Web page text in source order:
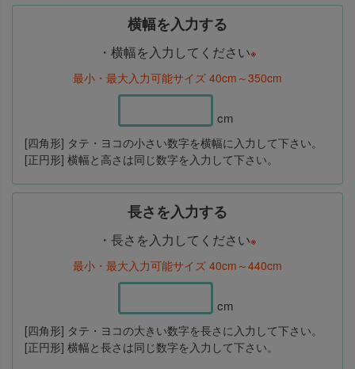
ご注文方法
ご注文時にはタテ・ヨコの数字が小さい方の数値
を“横幅”に、大きい方の数字を“高さ”に入力してく
を測ってください。
ご注文方法
“横幅”と“長さ”に必ず同
じ数値を入力してください。
柱周りのカットや中央くり抜きなど変形サイズは、
それぞれの辺のサイズを測ってください。
必ず“横幅”にはヨコの数字の合計、“長
さ”にはタテの数字の合計が同じになるように
ください。
※ サイズはぴったりではなく、やや小さめのサイズ
でご注文いただくのが多少の誤差にも対応できるの
※ カットした際に出るロス生地は同送できかねます
ので、ご了承願います。
【 140×200cmの変形オーダーカーペットの場合 】
横幅を入力する
・横幅を入力してください※
最小・最大入力可能サイズ 40cm～350cm
cm
[四角形] タテ・ヨコの小さい数字を横幅に入力して下さい。
[正円形] 横幅と高さは同じ数字を入力して下さい。
長さを入力する
・長さを入力してください※
最小・最大入力可能サイズ 40cm～440cm
cm
[四角形] タテ・ヨコの大きい数字を長さに入力して下さい。
[正円形] 横幅と長さは同じ数字を入力して下さい。